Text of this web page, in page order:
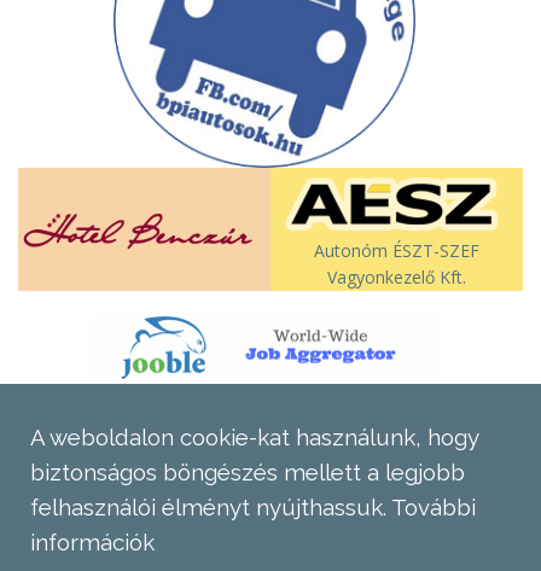
Autonóm ÉSZT-SZEF
Vagyonkezelő Kft.
A weboldalon cookie-kat használunk, hogy
biztonságos böngészés mellett a legjobb
felhasználói élményt nyújthassuk. További
információk